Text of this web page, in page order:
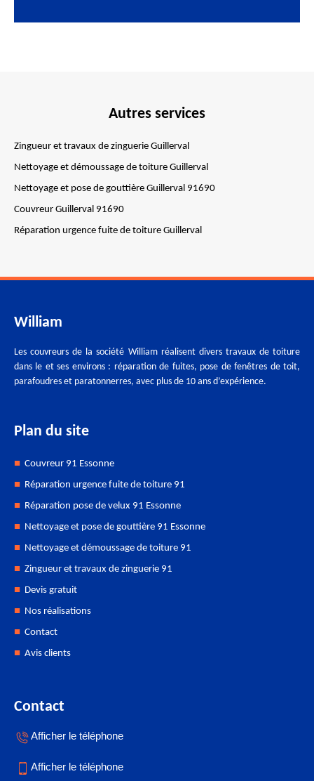
Autres services
Zingueur et travaux de zinguerie Guillerval
Nettoyage et démoussage de toiture Guillerval
Nettoyage et pose de gouttière Guillerval 91690
Couvreur Guillerval 91690
Réparation urgence fuite de toiture Guillerval
William
Les couvreurs de la société William réalisent divers travaux de toiture
dans le et ses environs : réparation de fuites, pose de fenêtres de toit,
parafoudres et paratonnerres, avec plus de 10 ans d’expérience.
Plan du site
Couvreur 91 Essonne
Réparation urgence fuite de toiture 91
Réparation pose de velux 91 Essonne
Nettoyage et pose de gouttière 91 Essonne
Nettoyage et démoussage de toiture 91
Zingueur et travaux de zinguerie 91
Devis gratuit
Nos réalisations
Contact
Avis clients
Contact
Afficher le téléphone
Afficher le téléphone